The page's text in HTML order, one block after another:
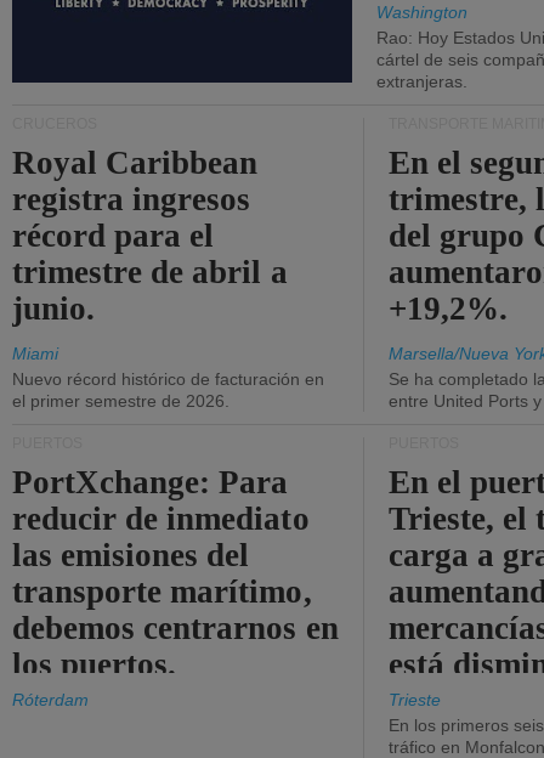
Washington
Rao: Hoy Estados
cártel de seis
extranjeras.
Royal Caribbean
registra ingresos
récord para el
trimestre de abril a
junio.
Miami
Nuevo récord histórico de facturación en
el primer semestre de 2026.
En el
trimestre,
del grupo
+19,2%.
Marsella/Nueva
Se ha completado
entre United Ports
PortXchange: Para
reducir de inmediato
las emisiones del
transporte marítimo,
debemos centrarnos en
los puertos.
Róterdam
En el
Trieste, el
carga a
está
Trieste
En los primeros
tráfico en